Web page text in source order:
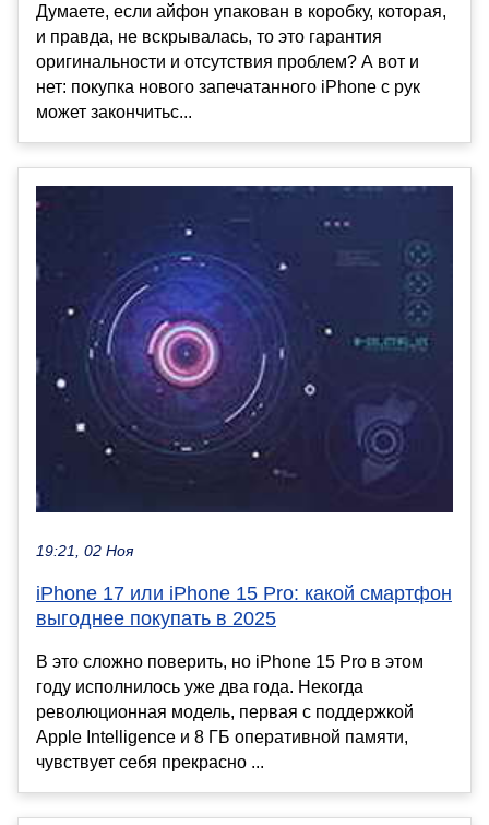
Думаете, если айфон упакован в коробку, которая,
и правда, не вскрывалась, то это гарантия
оригинальности и отсутствия проблем? А вот и
нет: покупка нового запечатанного iPhone с рук
может закончитьс...
19:21, 02 Ноя
iPhone 17 или iPhone 15 Pro: какой смартфон
выгоднее покупать в 2025
В это сложно поверить, но iPhone 15 Pro в этом
году исполнилось уже два года. Некогда
революционная модель, первая с поддержкой
Apple Intelligence и 8 ГБ оперативной памяти,
чувствует себя прекрасно ...